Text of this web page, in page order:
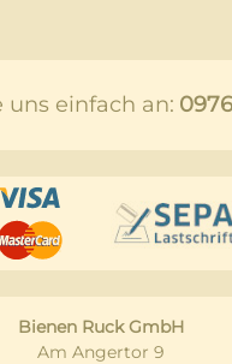
uns einfach an:
Bienen Ruck GmbH
Am Angertor 9